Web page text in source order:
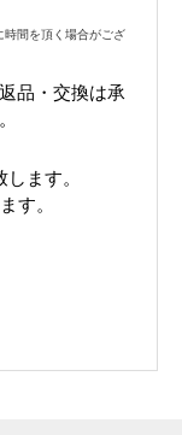
時間を頂く場合がござ
品・交換は承
ます。
す。